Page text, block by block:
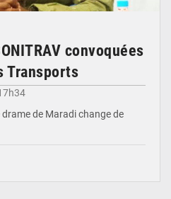
convoquées
Transports
de Maradi change de